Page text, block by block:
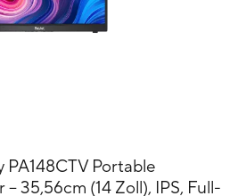
PA148CTV Portable
35,56cm (14 Zoll), IPS, Full-